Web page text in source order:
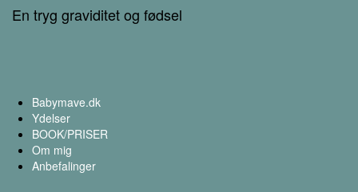
En tryg graviditet og fødsel
Babymave.dk
Ydelser
BOOK/PRISER
Om mig
Anbefalinger